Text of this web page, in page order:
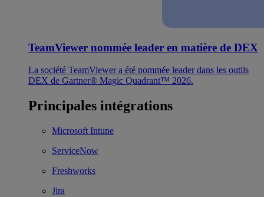
TeamViewer nommée leader en matière de DEX
La société TeamViewer a été nommée leader dans les outils
DEX de Gartner® Magic Quadrant™ 2026.
Principales intégrations
Microsoft Intune
ServiceNow
Freshworks
Jira